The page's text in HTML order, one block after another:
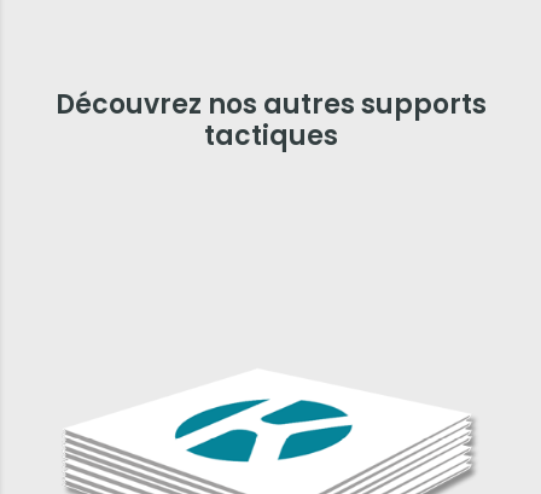
Découvrez nos autres supports
tactiques